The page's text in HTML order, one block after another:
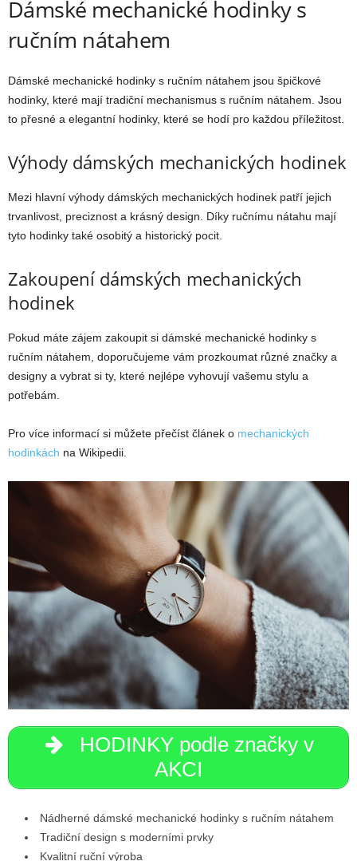
Dámské mechanické hodinky s
ručním nátahem
Dámské mechanické hodinky s ručním nátahem jsou špičkové
hodinky, které mají tradiční mechanismus s ručním nátahem. Jsou
to přesné a elegantní hodinky, které se hodí pro každou příležitost.
Výhody dámských mechanických hodinek
Mezi hlavní výhody dámských mechanických hodinek patří jejich
trvanlivost, preciznost a krásný design. Díky ručnímu nátahu mají
tyto hodinky také osobitý a historický pocit.
Zakoupení dámských mechanických
hodinek
Pokud máte zájem zakoupit si dámské mechanické hodinky s
ručním nátahem, doporučujeme vám prozkoumat různé značky a
designy a vybrat si ty, které nejlépe vyhovují vašemu stylu a
potřebám.
Pro více informací si můžete přečíst článek o mechanických
hodinkách na Wikipedii.
HODINKY podle značky v
AKCI
Nádherné dámské mechanické hodinky s ručním nátahem
Tradiční design s moderními prvky
Kvalitní ruční výroba